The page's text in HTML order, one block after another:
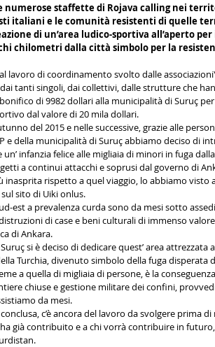
numerose staffette di Rojava calling nei
italiani e le comunità resistenti di quelle
di un’area ludico-sportiva all’aperto
chilometri dalla città simbolo per la
lavoro di coordinamento svolto dalle
dai tanti singoli, dai collettivi, dalle strutture che
di 9982 dollari alla municipalità di Suruç
dal valore di 20 mila dollari.
del 2015 e nelle successive, grazie alle
e della municipalità di Suruç abbiamo deciso di
infanzia felice alle migliaia di minori in fuga
a continui attacchi e soprusi dal governo di
inasprita rispetto a quel viaggio, lo abbiamo
sito di Uiki onlus.
est a prevalenza curda sono da mesi sotto
di case e beni culturali di immenso
di Ankara.
si è deciso di dedicare quest’ area attrezzata
Turchia, divenuto simbolo della fuga disperata
a quella di migliaia di persone, è la
chiuse e gestione militare dei confini,
da mesi.
c’è ancora del lavoro da svolgere prima
già contribuito e a chi vorrà contribuire in